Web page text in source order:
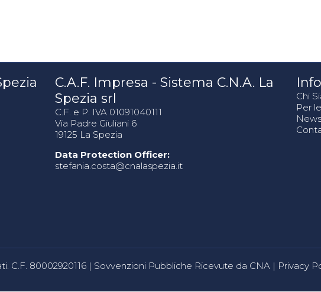
C.A.F. Impresa - Sistema C.N.A. La
Spezia srl
C.F. e P. IVA 01091040111
Via Padre Giuliani 6
19125 La Spezia
Data Protection Officer:
stefania.costa@cnalaspezia.it
Chi
Per
News
C.F. 80002920116 | Sovvenzioni Pubbliche Ricevute da CNA | Privacy